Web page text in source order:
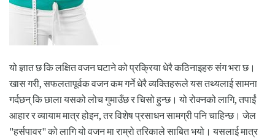
यो ज्ञात छ कि लक्षित वजन घटाने को प्रक्रिया धेरै कठिनाइहरु संग भरा छ।
खास गरी, सफलतापूर्वक वजन कम गर्ने धेरै व्यक्तिहरूले यस तथ्यलाई सामना
गर्दछन् कि छाला यसको लोच गुमाउँछ र चिसो हुन्छ। यो रोक्नको लागि, तपाईं
आहार र व्यायाम मात्र होइन, तर विशेष प्रसाधन सामग्री पनि चाहिन्छ। जेल
"हर्सपावर" को लागि यो वजन मा राम्रो तरिकाले साबित भयो। यसलाई मात्र